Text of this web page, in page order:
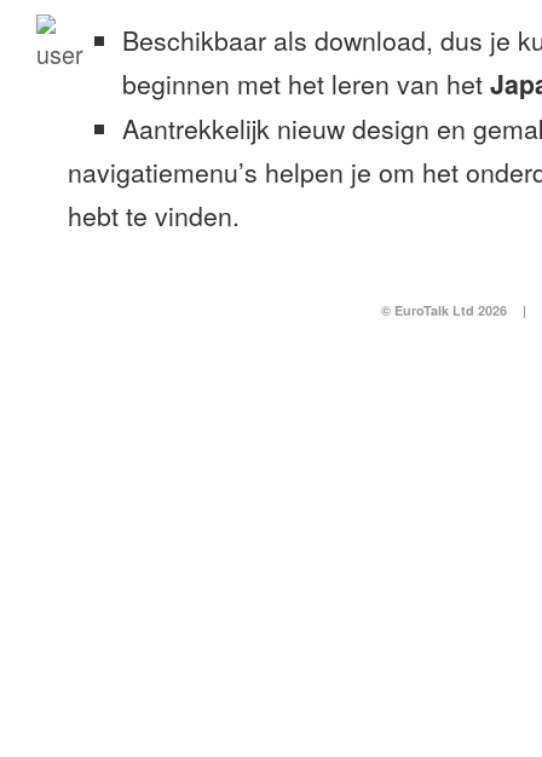
Beschikbaar als download, dus je
beginnen met het leren van het
Aantrekkelijk nieuw design en
navigatiemenu’s helpen je om het
hebt te vinden.
© EuroTalk Ltd 2026 |